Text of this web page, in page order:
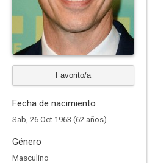
Favorito/a
Fecha de nacimiento
Sab, 26 Oct 1963 (62 años)
Género
Masculino